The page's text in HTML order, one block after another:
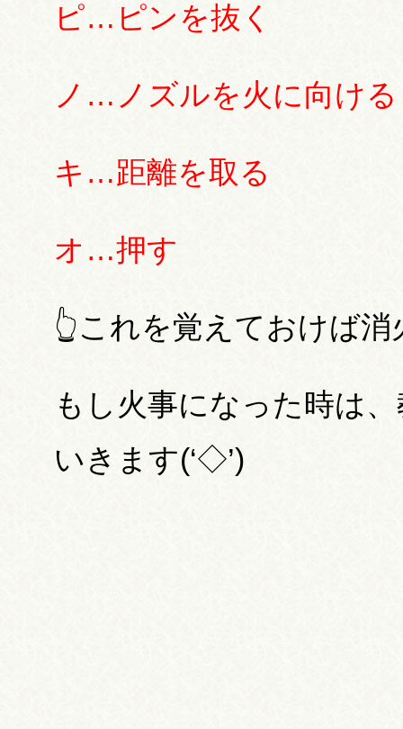
ピ…ピンを抜く
ノ…ノズルを火に向ける
キ…距離を取る
オ…押す
👆これを覚えておけば
もし火事になった時は
いきます(‘◇’)ゞ